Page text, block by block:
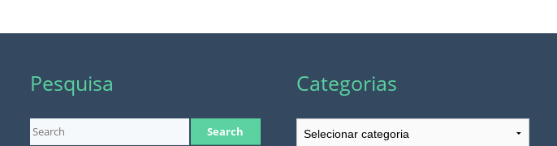
Pesquisa Categorias
Categorias